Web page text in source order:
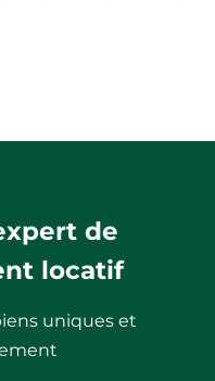
de
locatif
uniques et